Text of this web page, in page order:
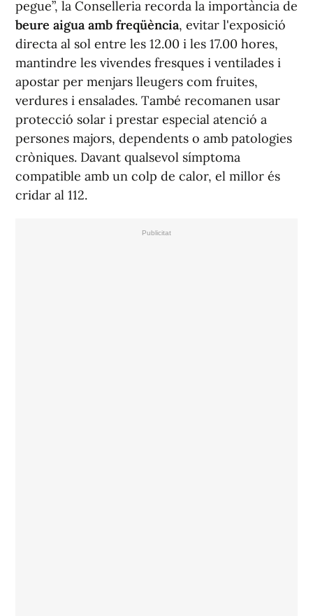
pegue”, la Conselleria recorda la importància de
beure aigua amb freqüència, evitar l'exposició
directa al sol entre les 12.00 i les 17.00 hores,
mantindre les vivendes fresques i ventilades i
apostar per menjars lleugers com fruites,
verdures i ensalades. També recomanen usar
protecció solar i prestar especial atenció a
persones majors, dependents o amb patologies
cròniques. Davant qualsevol símptoma
compatible amb un colp de calor, el millor és
cridar al 112.